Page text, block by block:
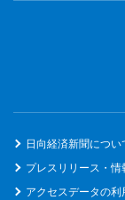
日向経済新聞につい
プレスリリース・
アクセスデータの利